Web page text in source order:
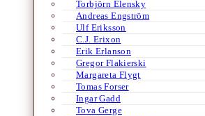
Torbjörn Elensky
Andreas Engström
Ulf Eriksson
C.J. Erixon
Erik Erlanson
Gregor Flakierski
Margareta Flygt
Tomas Forser
Ingar Gadd
Tova Gerge